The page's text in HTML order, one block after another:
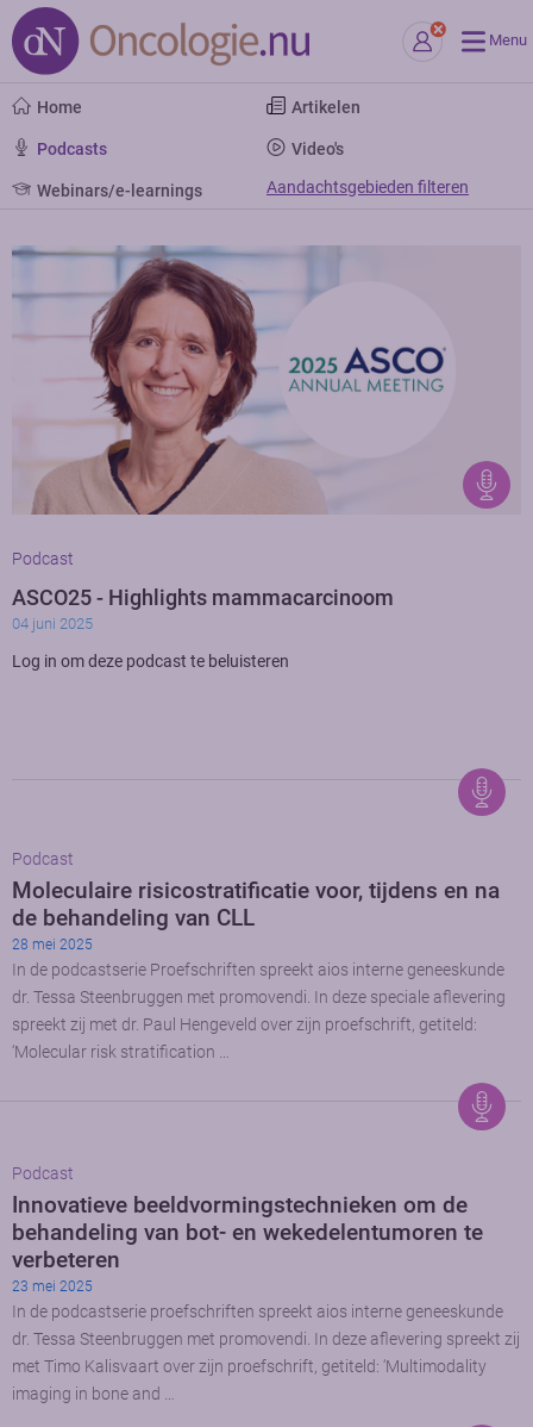
Menu
Home Artikelen
Podcasts Video's
Webinars/e-learnings Aandachtsgebieden filteren
Podcast
ASCO25 - Highlights mammacarcinoom
04 juni 2025
Log in om deze podcast te beluisteren
Podcast
Moleculaire risicostratificatie voor, tijdens en na
de behandeling van CLL
28 mei 2025
In de podcastserie Proefschriften spreekt aios interne geneeskunde
dr. Tessa Steenbruggen met promovendi. In deze speciale aflevering
spreekt zij met dr. Paul Hengeveld over zijn proefschrift, getiteld:
‘Molecular risk stratification …
Podcast
Innovatieve beeldvormingstechnieken om de
behandeling van bot- en wekedelentumoren te
verbeteren
23 mei 2025
In de podcastserie proefschriften spreekt aios interne geneeskunde
dr. Tessa Steenbruggen met promovendi. In deze aflevering spreekt zij
met Timo Kalisvaart over zijn proefschrift, getiteld: ‘Multimodality
imaging in bone and …